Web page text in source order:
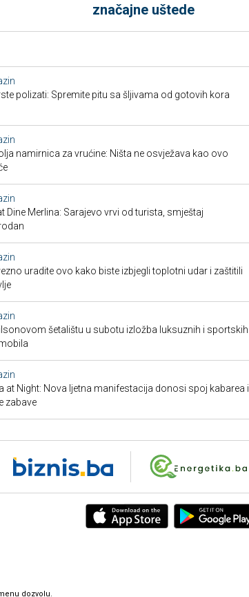
značajne uštede
polizati: Spremite pitu sa šljivama od gotovih kora
namirnica za vrućine: Ništa ne osvježava kao ovo
Dine Merlina: Sarajevo vrvi od turista, smještaj
uradite ovo kako biste izbjegli toplotni udar i zaštitili
šetalištu u subotu izložba luksuznih i sportskih
at Night: Nova ljetna manifestacija donosi spoj kabarea i
zabave
dozvolu.